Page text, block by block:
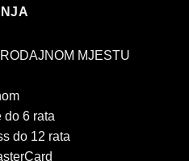
MJESTU
do 6 rata
do 12 rata